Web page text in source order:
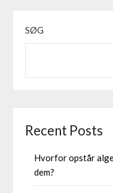
SØG
Recent Posts
Hvorfor opstår
dem?